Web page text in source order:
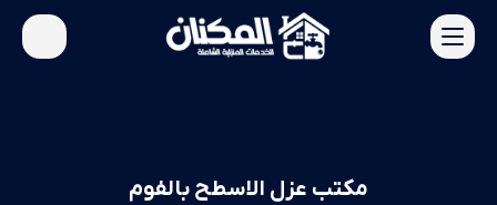
مكتب عزل الاسطح بالفوم